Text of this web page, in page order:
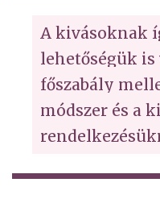
A kivásoknak
lehetőségük is
főszabály
módszer és a